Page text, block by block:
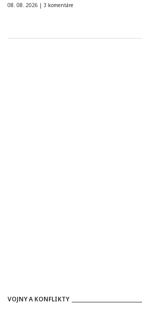
08. 08. 2026 | 3 komentáre
VOJNY A KONFLIKTY